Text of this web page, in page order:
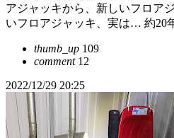
アジャッキから、新しいフロア
いフロアジャッキ、実は… 約20
thumb_up 109
comment12
2022/12/29 20:25